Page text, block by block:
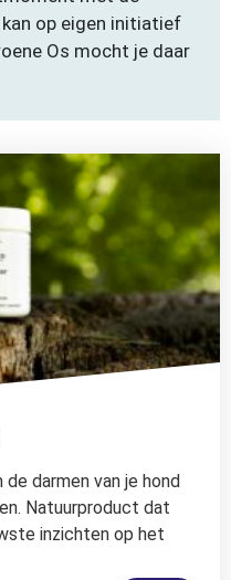
op eigen initiatief
Os mocht je daar
darmen van je hond
Natuurproduct dat
inzichten op het